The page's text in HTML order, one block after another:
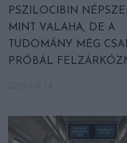
PSZILOCIBIN
MINT VALAHA, DE A
TUDOMÁNY MÉG
PRÓBÁL